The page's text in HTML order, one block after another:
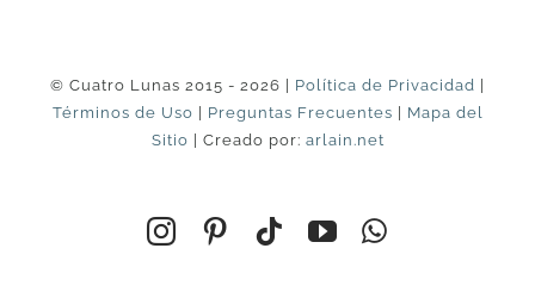
© Cuatro Lunas 2015 - 2026 | Política de Privacidad
Términos de Uso
Preguntas Frecuentes
Mapa del
Sitio | Creado por: arlain.net